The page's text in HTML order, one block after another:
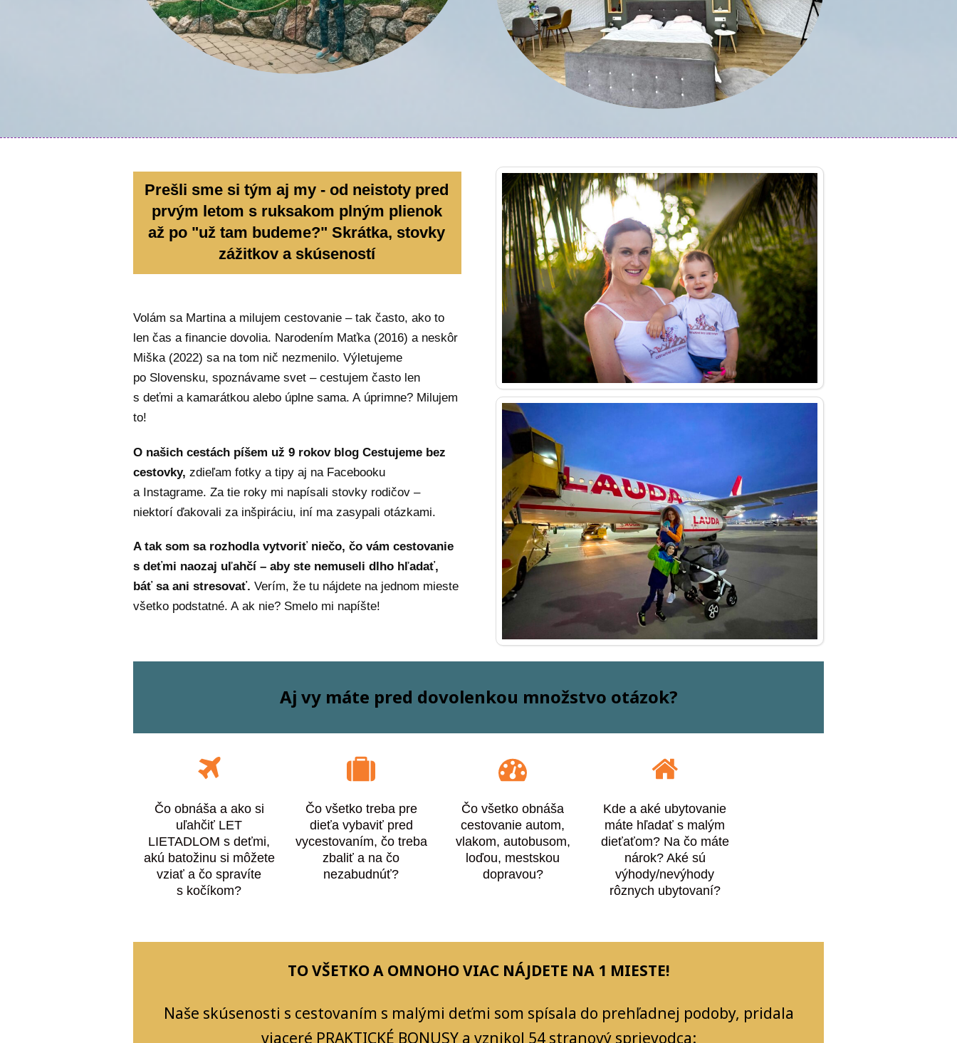
Prešli sme si tým aj my - od neistoty pred
prvým letom s ruksakom plným plienok
až po "už tam budeme?" Skrátka, stovky
zážitkov a skúseností
Volám sa Martina a milujem cestovanie – tak často, ako to
len čas a financie dovolia. Narodením Maťka (2016) a neskôr
Miška (2022) sa na tom nič nezmenilo. Výletujeme
po Slovensku, spoznávame svet – cestujem často len
s deťmi a kamarátkou alebo úplne sama. A úprimne? Milujem
to!
O našich cestách píšem už 9 rokov blog Cestujeme bez
cestovky, zdieľam fotky a tipy aj na Facebooku
a Instagrame. Za tie roky mi napísali stovky rodičov –
niektorí ďakovali za inšpiráciu, iní ma zasypali otázkami.
A tak som sa rozhodla vytvoriť niečo, čo vám cestovanie
s deťmi naozaj uľahčí – aby ste nemuseli dlho hľadať,
báť sa ani stresovať. Verím, že tu nájdete na jednom mieste
všetko podstatné. A ak nie? Smelo mi napíšte!
Aj vy máte pred dovolenkou množstvo otázok?
Čo obnáša a ako si
uľahčiť LET
LIETADLOM s deťmi,
akú batožinu si môžete
vziať a čo spravíte
s kočíkom?
Čo všetko treba pre
dieťa vybaviť pred
vycestovaním, čo treba
zbaliť a na čo
nezabudnúť?
Čo všetko obnáša
cestovanie autom,
vlakom, autobusom,
loďou, mestskou
dopravou?
Kde a aké ubytovanie
máte hľadať s malým
dieťaťom? Na čo máte
nárok? Aké sú
výhody/nevýhody
rôznych ubytovaní?
TO VŠETKO A OMNOHO VIAC NÁJDETE NA 1 MIESTE!
Naše skúsenosti s cestovaním s malými deťmi som spísala do prehľadnej podoby, pridala
viaceré PRAKTICKÉ BONUSY a vznikol 54 stranový sprievodca: